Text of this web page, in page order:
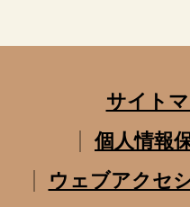
サイト
個人情報
ウェブアクセ